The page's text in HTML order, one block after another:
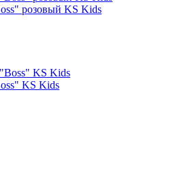
розовый KS Kids
KS Kids